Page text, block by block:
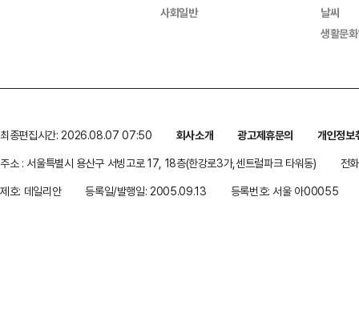
사회일반
날씨
생활문
최종편집시간: 2026.08.07 07:50 회사소개 광고제휴문의
개인정보
주소 : 서울특별시 용산구 서빙고로 17, 18층(한강로3가,센트럴파크 타워동)
전
제호: 데일리안
등록일/발행일: 2005.09.13 등록번호: 서울 아00055